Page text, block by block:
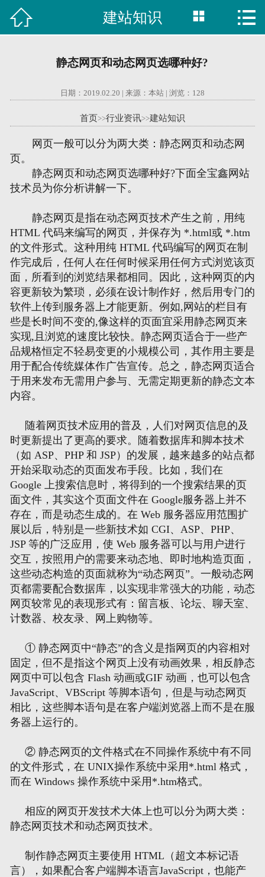
 首页
行业资讯
关于我们
51La
域名查询
网页地图
文本地图
XML地图
 建站知识  
静态网页和动态网页选哪种好?
日期：2019.02.20 | 来源：本站 | 浏览： 128
首页>>行业资讯>>建站知识
网页一般可以分为两大类：静态网页和动态网
页。
静态网页和动态网页选哪种好?下面全宝鑫网站
技术员为你分析讲解一下。
静态网页是指在动态网页技术产生之前，用纯
HTML 代码来编写的网页，并保存为 *.html或 *.htm
的文件形式。这种用纯 HTML 代码编写的网页在制
作完成后，任何人在任何时候采用任何方式浏览该页
面，所看到的浏览结果都相同。因此，这种网页的内
容更新较为繁琐，必须在设计制作好，然后用专门的
软件上传到服务器上才能更新。例如,网站的栏目有
些是长时间不变的,像这样的页面宜采用静态网页来
实现,且浏览的速度比较快。静态网页适合于一些产
品规格恒定不轻易变更的小规模公司，其作用主要是
用于配合传统媒体作广告宣传。总之，静态网页适合
于用来发布无需用户参与、无需定期更新的静态文本
内容。
随着网页技术应用的普及，人们对网页信息的及
时更新提出了更高的要求。随着数据库和脚本技术
（如 ASP、PHP 和 JSP）的发展，越来越多的站点都
开始采取动态的页面发布手段。比如，我们在
Google 上搜索信息时，将得到的一个搜索结果的页
面文件，其实这个页面文件在 Google服务器上并不
存在，而是动态生成的。在 Web 服务器应用范围扩
展以后，特别是一些新技术如 CGI、ASP、PHP、
JSP 等的广泛应用，使 Web 服务器可以与用户进行
交互，按照用户的需要来动态地、即时地构造页面，
这些动态构造的页面就称为“动态网页”。一般动态网
页都需要配合数据库，以实现非常强大的功能，动态
网页较常见的表现形式有：留言板、论坛、聊天室、
计数器、校友录、网上购物等。
① 静态网页中“静态”的含义是指网页的内容相对
固定，但不是指这个网页上没有动画效果，相反静态
网页中可以包含 Flash 动画或GIF 动画，也可以包含
JavaScript、VBScript 等脚本语句，但是与动态网页
相比，这些脚本语句是在客户端浏览器上而不是在服
务器上运行的。
② 静态网页的文件格式在不同操作系统中有不同
的文件形式，在 UNIX操作系统中采用*.html 格式，
而在 Windows 操作系统中采用*.htm格式。
相应的网页开发技术大体上也可以分为两大类：
静态网页技术和动态网页技术。
制作静态网页主要使用 HTML（超文本标记语
言），如果配合客户端脚本语言JavaScript，也能产